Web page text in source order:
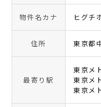
物件名カナ ヒグチ
住所 東京都
最寄り駅
東京メ
東京メ
東京メ